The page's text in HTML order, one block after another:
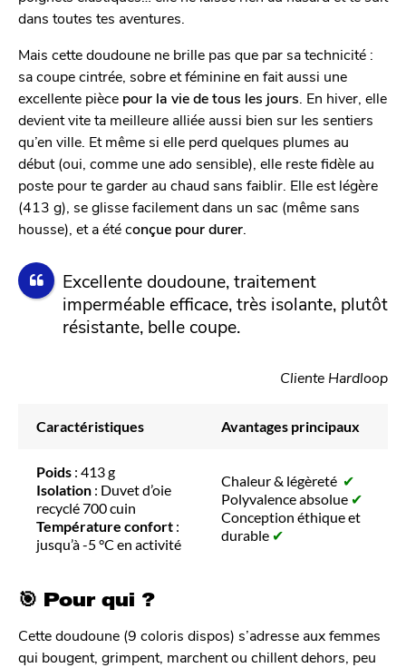
dans toutes tes aventures.
Mais cette doudoune ne brille pas que par sa technicité :
sa coupe cintrée, sobre et féminine en fait aussi une
excellente pièce pour la vie de tous les jours. En hiver, elle
devient vite ta meilleure alliée aussi bien sur les sentiers
qu’en ville. Et même si elle perd quelques plumes au
début (oui, comme une ado sensible), elle reste fidèle au
poste pour te garder au chaud sans faiblir. Elle est légère
(413 g), se glisse facilement dans un sac (même sans
housse), et a été conçue pour durer.
Excellente doudoune, traitement
imperméable efficace, très isolante, plutôt
résistante, belle coupe.
Cliente Hardloop
Caractéristiques Avantages principaux
Poids : 413 g
Isolation : Duvet d’oie
recyclé 700 cuin
Température confort :
jusqu’à -5 °C en activité
Chaleur & légèreté ✔
Polyvalence absolue ✔
Conception éthique et
durable ✔
🎯 Pour qui ?
Cette doudoune (9 coloris dispos) s’adresse aux femmes
qui bougent, grimpent, marchent ou chillent dehors, peu